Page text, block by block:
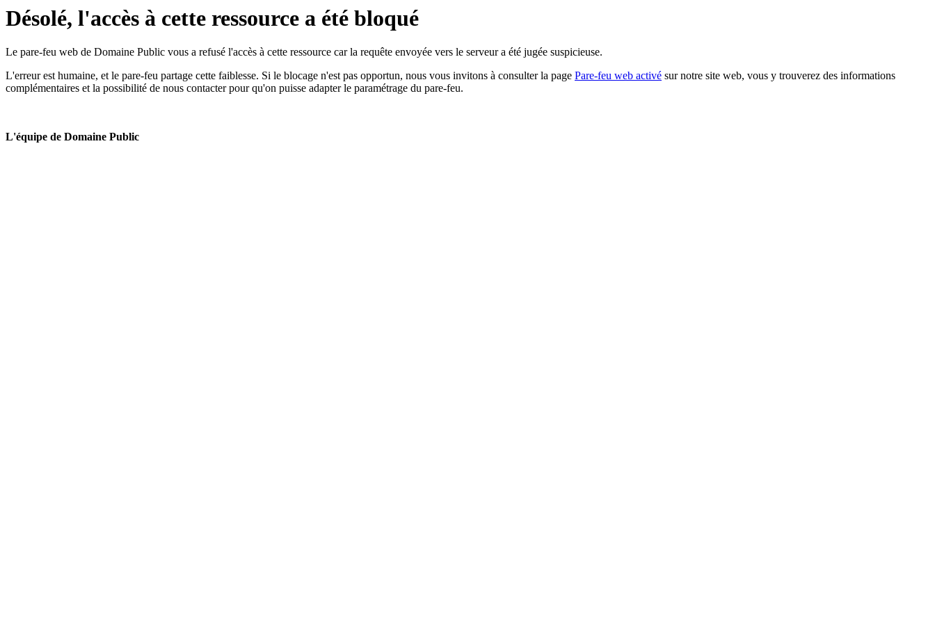
Désolé, l'accès à cette ressource a été bloqué
Le pare-feu web de Domaine Public vous a refusé l'accès à cette ressource car la requête envoyée vers le serveur a été jugée suspicieuse.
L'erreur est humaine, et le pare-feu partage cette faiblesse. Si le blocage n'est pas opportun, nous vous invitons à consulter la page Pare-feu web activé sur notre site web, vous y trouverez des informations
complémentaires et la possibilité de nous contacter pour qu'on puisse adapter le paramétrage du pare-feu.
L'équipe de Domaine Public